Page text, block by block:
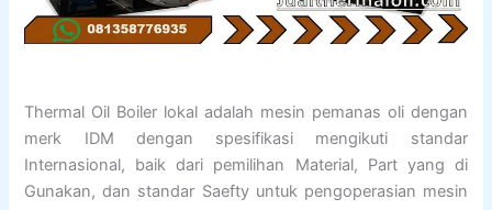
Thermal Oil Boiler lokal adalah mesin pemanas oli dengan
merk IDM dengan spesifikasi mengikuti standar
Internasional, baik dari pemilihan Material, Part yang di
Gunakan, dan standar Saefty untuk pengoperasian mesin